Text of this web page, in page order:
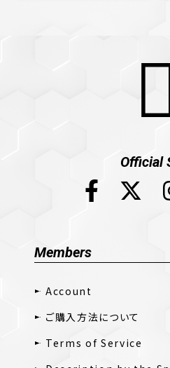
Official
Members
Account
ご購入方法について
Terms of Service